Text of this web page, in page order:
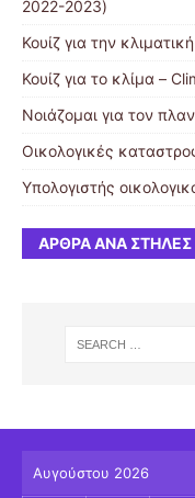
2022-2023)
Κουίζ για την
Κουίζ για το κλίμα –
Νοιάζομαι για τον
Οικολογικές
Υπολογιστής
ΆΡΘΡΑ ΑΝΆ ΣΤΉΛΕΣ
Αυγούστου 2026